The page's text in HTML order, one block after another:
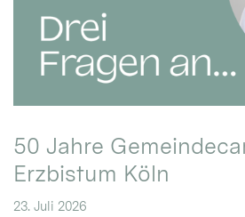
50 Jahre
Erzbistum Köln
23. Juli 2026